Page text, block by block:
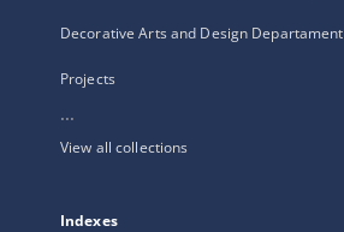
Decorative Arts and Design Departament
Projects
...
View all collections
Indexes